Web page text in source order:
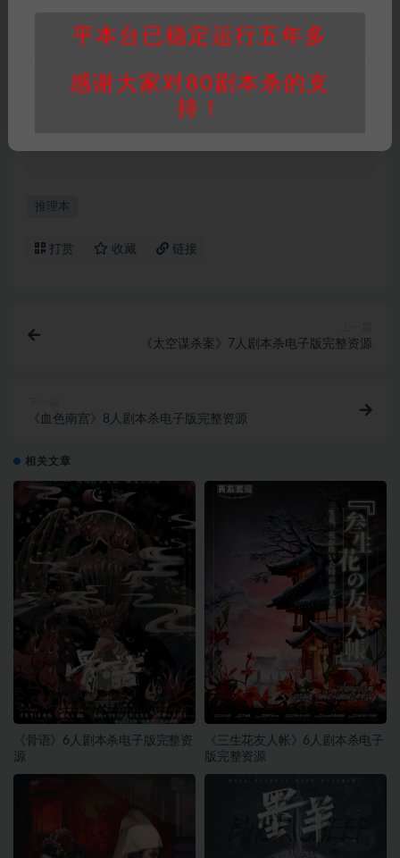
站整理资料的时间成本及网站运营所需支出费
用。
重要提醒 ∶任何情况下，本站及相关人士对于访
问或购买使用引起的任何行为和纠纷，本站概不
承担任何责任。未经许可的【搬运】和【账号共
推理本
打赏 收藏 链接
《太空谋杀案》7人剧本杀电子版完整资源
《血色南宫》8人剧本杀电子版完整资源
相关文章
《骨语》6人剧本杀电子版完整资
源
《三生花友人帐》6人剧本杀电子
版完整资源
平本台已稳定运行五年多
感谢大家对80剧本杀的支
持！